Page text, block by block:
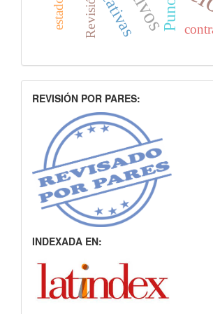
Puno
Revisión
indice
REVISIÓN POR PARES:
INDEXADA EN: